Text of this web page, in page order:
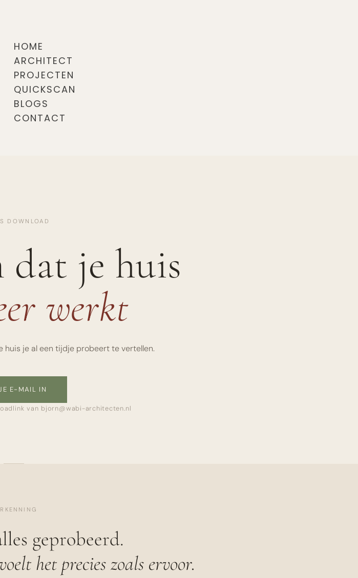
HOME
ARCHITECT
PROJECTEN
QUICKSCAN
BLOGS
CONTACT
DOWNLOAD
dat je huis
werkt
huis je al een tijdje probeert te vertellen.
E-MAIL IN
van bjorn@wabi-architecten.nl
geprobeerd.
het precies zoals ervoor.